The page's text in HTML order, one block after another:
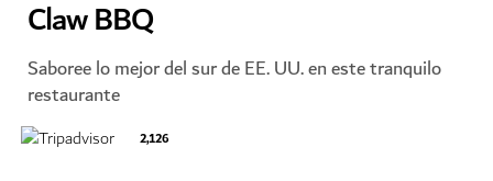
Claw BBQ
Saboree lo mejor del sur de EE. UU. en este tranquilo
restaurante
2,126